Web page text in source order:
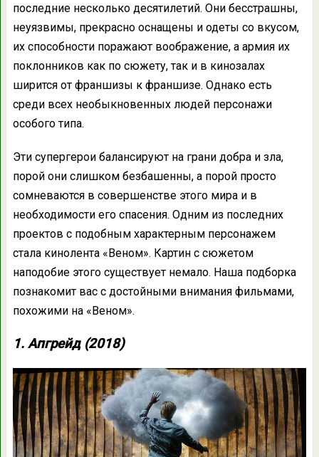
последние несколько десятилетий. Они бесстрашны,
неуязвимы, прекрасно оснащены и одеты со вкусом,
их способности поражают воображение, а армия их
поклонников как по сюжету, так и в кинозалах
ширится от франшизы к франшизе. Однако есть
среди всех необыкновенных людей персонажи
особого типа.
Эти супергерои балансируют на грани добра и зла,
порой они слишком безбашенны, а порой просто
сомневаются в совершенстве этого мира и в
необходимости его спасения. Одним из последних
проектов с подобным характерным персонажем
стала кинолента «Веном». Картин с сюжетом
наподобие этого существует немало. Наша подборка
познакомит вас с достойными внимания фильмами,
похожими на «Веном».
1. Апгрейд (2018)